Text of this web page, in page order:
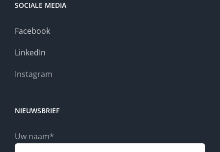
SOCIALE MEDIA
Facebook
LinkedIn
Instagram
NIEUWSBRIEF
Uw naam*